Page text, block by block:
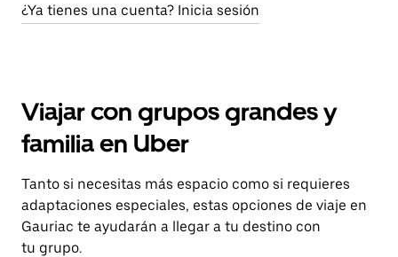
¿Ya tienes una cuenta? Inicia sesión
Viajar con grupos grandes y
familia en Uber
Tanto si necesitas más espacio como si requieres
adaptaciones especiales, estas opciones de viaje en
Gauriac te ayudarán a llegar a tu destino con
tu grupo.